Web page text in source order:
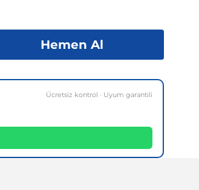
Hemen Al
Ücretsiz kontrol · Uyum garantili